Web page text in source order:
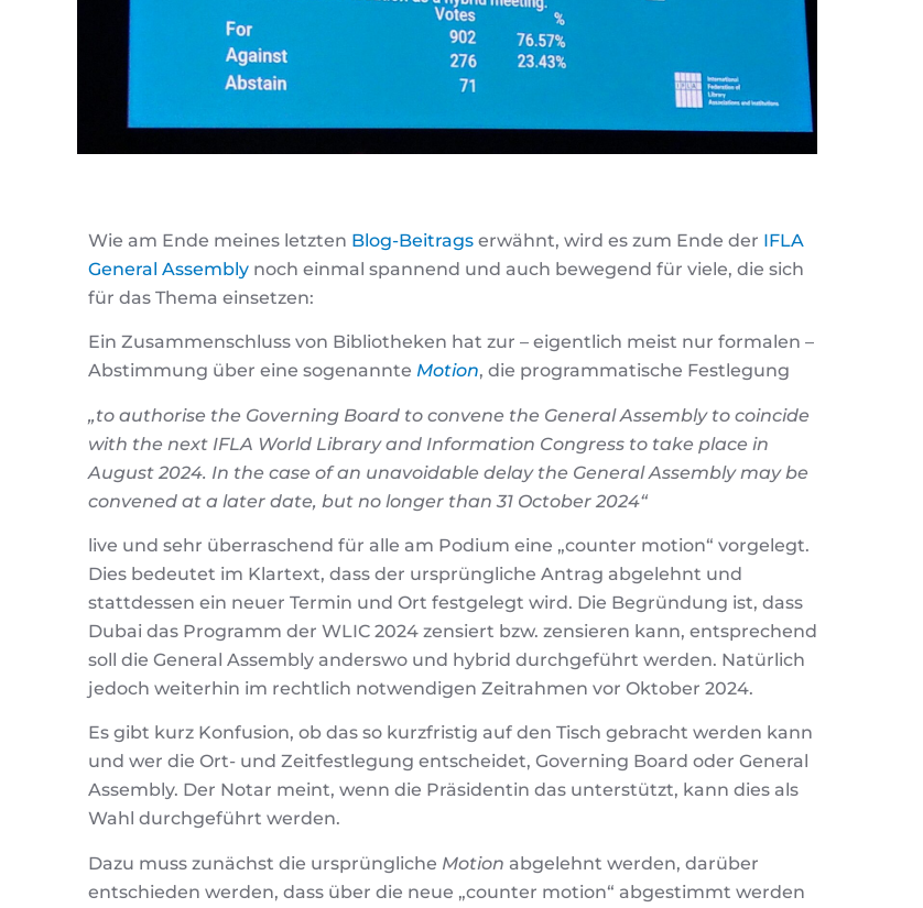
Wie am Ende meines letzten Blog-Beitrags erwähnt, wird es zum Ende der IFLA
General Assembly noch einmal spannend und auch bewegend für viele, die sich
für das Thema einsetzen:
Ein Zusammenschluss von Bibliotheken hat zur – eigentlich meist nur formalen –
Abstimmung über eine sogenannte Motion, die programmatische Festlegung
„to authorise the Governing Board to convene the General Assembly to coincide
with the next IFLA World Library and Information Congress to take place in
August 2024. In the case of an unavoidable delay the General Assembly may be
convened at a later date, but no longer than 31 October 2024“
live und sehr überraschend für alle am Podium eine „counter motion“ vorgelegt.
Dies bedeutet im Klartext, dass der ursprüngliche Antrag abgelehnt und
stattdessen ein neuer Termin und Ort festgelegt wird. Die Begründung ist, dass
Dubai das Programm der WLIC 2024 zensiert bzw. zensieren kann, entsprechend
soll die General Assembly anderswo und hybrid durchgeführt werden. Natürlich
jedoch weiterhin im rechtlich notwendigen Zeitrahmen vor Oktober 2024.
Es gibt kurz Konfusion, ob das so kurzfristig auf den Tisch gebracht werden kann
und wer die Ort- und Zeitfestlegung entscheidet, Governing Board oder General
Assembly. Der Notar meint, wenn die Präsidentin das unterstützt, kann dies als
Wahl durchgeführt werden.
Dazu muss zunächst die ursprüngliche Motion abgelehnt werden, darüber
entschieden werden, dass über die neue „counter motion“ abgestimmt werden